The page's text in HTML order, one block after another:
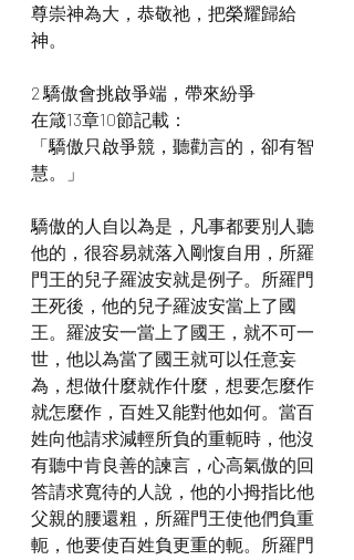
尊崇神為大，恭敬祂，把榮耀歸給
神。
2 驕傲會挑啟爭端，帶來紛爭
在箴13章10節記載：
「驕傲只啟爭競，聽勸言的，卻有智
慧。」
驕傲的人自以為是，凡事都要別人聽
他的，很容易就落入剛愎自用，所羅
門王的兒子羅波安就是例子。所羅門
王死後，他的兒子羅波安當上了國
王。羅波安一當上了國王，就不可一
世，他以為當了國王就可以任意妄
為，想做什麼就作什麼，想要怎麼作
就怎麼作，百姓又能對他如何。當百
姓向他請求減輕所負的重軛時，他沒
有聽中肯良善的諫言，心高氣傲的回
答請求寬待的人說，他的小拇指比他
父親的腰還粗，所羅門王使他們負重
軛，他要使百姓負更重的軛。所羅門